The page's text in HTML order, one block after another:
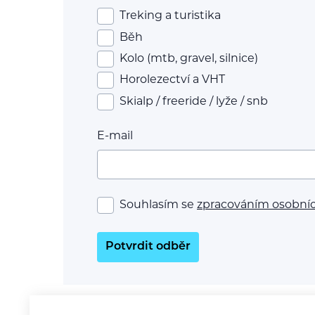
Treking a turistika
Běh
Kolo (mtb, gravel, silnice)
Horolezectví a VHT
Skialp / freeride / lyže / snb
E-mail
Souhlasím se zpracováním
Potvrdit odběr